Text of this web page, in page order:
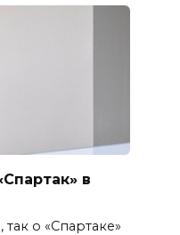
в
о «Спартаке»